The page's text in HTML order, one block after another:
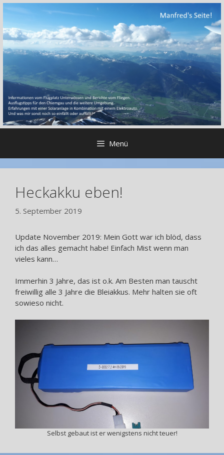
Zum
springen
Menü
Heckakku eben!
5. September 2019
Update November 2019: Mein Gott war ich blöd, dass
ich das alles gemacht habe! Einfach Mist wenn man
vieles kann…
Immerhin 3 Jahre, das ist o.k. Am Besten man tauscht
freiwillig alle 3 Jahre die Bleiakkus. Mehr halten sie oft
sowieso nicht.
Selbst gebaut ist er wenigstens nicht teuer!